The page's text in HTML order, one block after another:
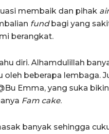
membaik dan pihak
fundbagi yang
berangkat.
diri. Alhamdulillah
oleh beberapa lembaga.
Emma, yang suka
Fam cake.
banyak sehingga